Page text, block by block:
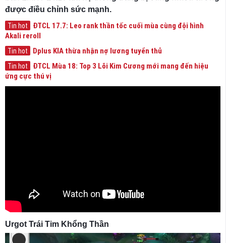
được điều chỉnh sức mạnh.
Tin hot
ĐTCL 17.7: Leo rank thần tốc cuối mùa cùng đội hình
Akali reroll
Tin hot Dplus KIA thừa nhận nợ lương tuyển thủ
Tin hot
ĐTCL Mùa 18: Top 3 Lõi Kim Cương mới mang đến hiệu
ứng cực thú vị
Urgot Trái Tim Khổng Thần